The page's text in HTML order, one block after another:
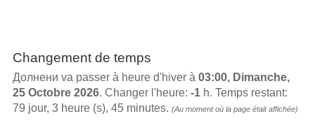
Changement de temps
Долнени va passer à heure d'hiver à 03:00, Dimanche,
25 Octobre 2026. Changer l'heure: -1h. Temps restant:
79 jour, 3 heure (s), 45 minutes. (Au moment où la page était affichée)